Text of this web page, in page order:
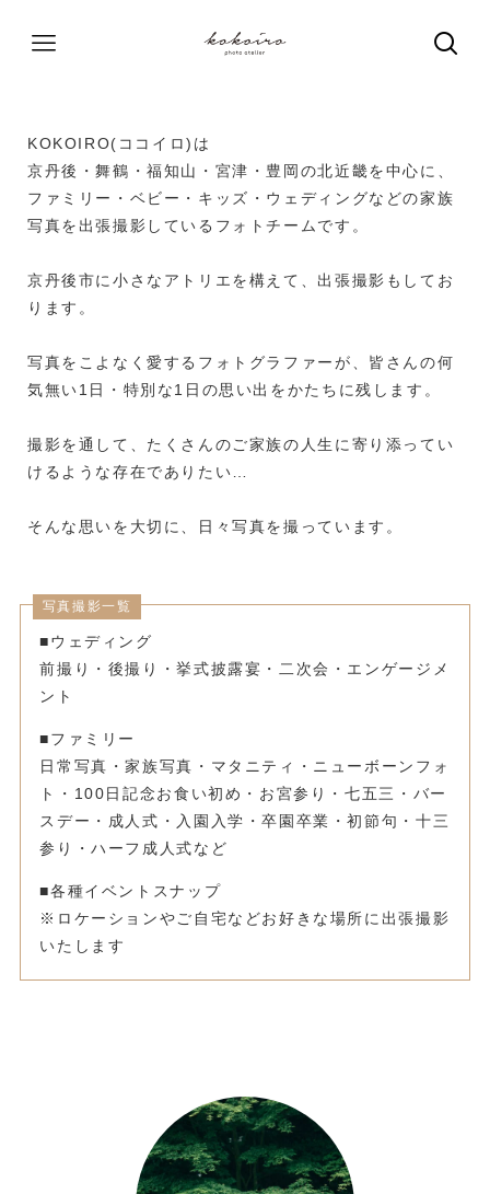
KOKOIRO(ココイロ)は
京丹後・舞鶴・福知山・宮津・豊岡の北近畿を中心に、
ファミリー・ベビー・キッズ・ウェディングなどの家族
写真を出張撮影しているフォトチームです。
京丹後市に小さなアトリエを構えて、出張撮影もしてお
ります。
写真をこよなく愛するフォトグラファーが、皆さんの何
気無い1日・特別な1日の思い出をかたちに残します。
撮影を通して、たくさんのご家族の人生に寄り添ってい
けるような存在でありたい…
そんな思いを大切に、日々写真を撮っています。
写真撮影一覧
■ウェディング
前撮り・後撮り・挙式披露宴・二次会・エンゲージメ
ント
■ファミリー
日常写真・家族写真・マタニティ・ニューボーンフォ
ト・100日記念お食い初め・お宮参り・七五三・バー
スデー・成人式・入園入学・卒園卒業・初節句・十三
参り・ハーフ成人式など
■各種イベントスナップ
※ロケーションやご自宅などお好きな場所に出張撮影
いたします